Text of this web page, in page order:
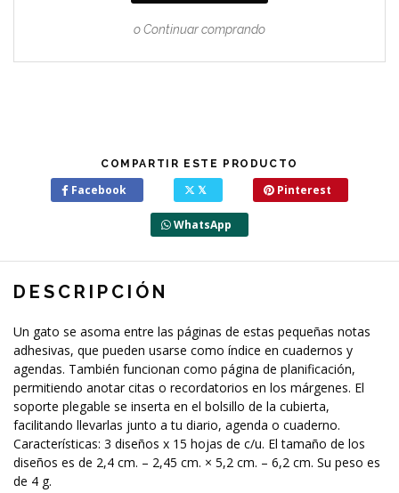
o Continuar comprando
COMPARTIR ESTE PRODUCTO
Facebook 𝕏 Pinterest
WhatsApp
DESCRIPCIÓN
Un gato se asoma entre las páginas de estas pequeñas notas
adhesivas, que pueden usarse como índice en cuadernos y
agendas. También funcionan como página de planificación,
permitiendo anotar citas o recordatorios en los márgenes. El
soporte plegable se inserta en el bolsillo de la cubierta,
facilitando llevarlas junto a tu diario, agenda o cuaderno.
Características: 3 diseños x 15 hojas de c/u. El tamaño de los
diseños es de 2,4 cm. – 2,45 cm. × 5,2 cm. – 6,2 cm. Su peso es
de 4 g.